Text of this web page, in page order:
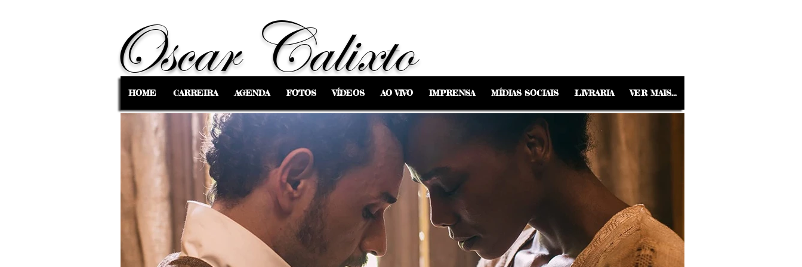
Oscar Calixto
HOME CARREIRA AGENDA FOTOS VÍDEOS AO VIVO IMPRENSA MÍDIAS SOCIAIS LIVRARIA VER MAIS...